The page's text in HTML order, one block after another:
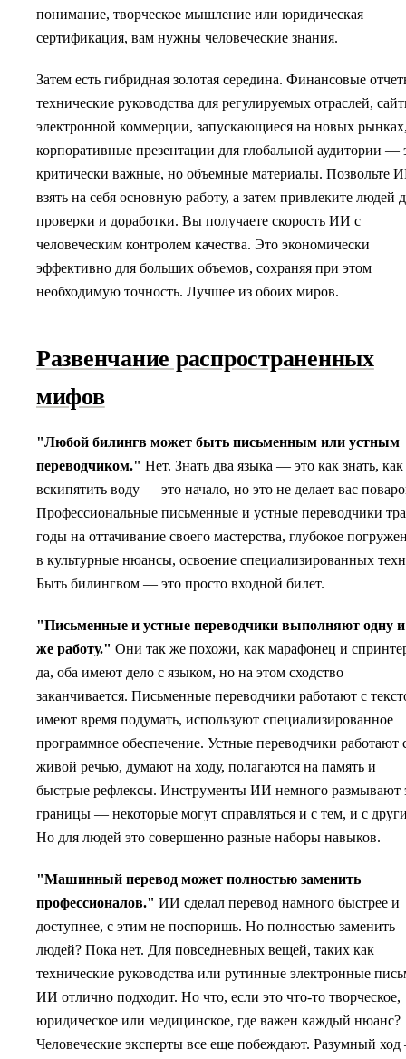
понимание, творческое мышление или юридическая
сертификация, вам нужны человеческие знания.
Затем есть гибридная золотая середина. Финансовые
технические руководства для регулируемых отраслей,
электронной коммерции, запускающиеся на новых
корпоративные презентации для глобальной аудитории —
критически важные, но объемные материалы. Позвольте
взять на себя основную работу, а затем привлеките людей
проверки и доработки. Вы получаете скорость ИИ с
человеческим контролем качества. Это экономически
эффективно для больших объемов, сохраняя при этом
необходимую точность. Лучшее из обоих миров.
Развенчание распространенных
мифов
"Любой билингв может быть письменным или устным
переводчиком." Нет. Знать два языка — это как знать, как
вскипятить воду — это начало, но это не делает вас
Профессиональные письменные и устные переводчики
годы на оттачивание своего мастерства, глубокое
в культурные нюансы, освоение специализированных
Быть билингвом — это просто входной билет.
"Письменные и устные переводчики выполняют одну и
же работу." Они так же похожи, как марафонец и
да, оба имеют дело с языком, но на этом сходство
заканчивается. Письменные переводчики работают с
имеют время подумать, используют специализированное
программное обеспечение. Устные переводчики работают
живой речью, думают на ходу, полагаются на память и
быстрые рефлексы. Инструменты ИИ немного размывают
границы — некоторые могут справляться и с тем, и с
Но для людей это совершенно разные наборы навыков.
"Машинный перевод может полностью заменить
профессионалов." ИИ сделал перевод намного быстрее и
доступнее, с этим не поспоришь. Но полностью заменить
людей? Пока нет. Для повседневных вещей, таких как
технические руководства или рутинные электронные
ИИ отлично подходит. Но что, если это что-то творческое,
юридическое или медицинское, где важен каждый нюанс?
Человеческие эксперты все еще побеждают. Разумный